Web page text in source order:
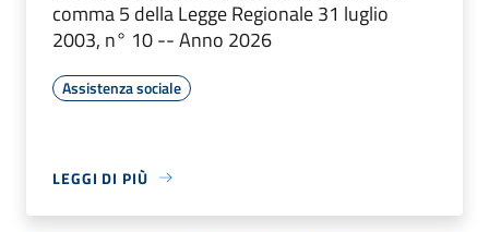
comma 5 della Legge Regionale 31 luglio
2003, n° 10 -- Anno 2026
Assistenza sociale
LEGGI DI PIÙ